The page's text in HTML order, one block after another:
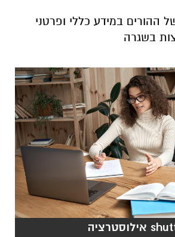
ההורים במידע כללי ופרטני
בשגרה